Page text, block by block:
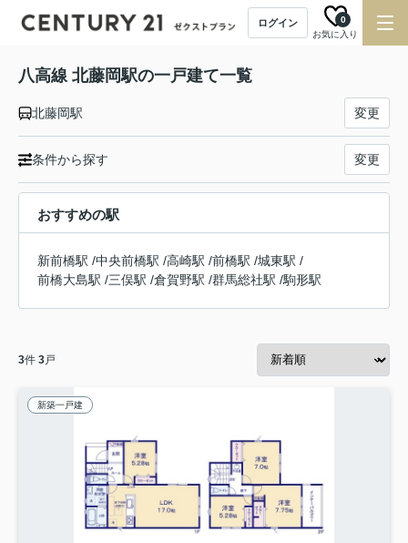
ログイン
お気に入り
0
八高線 北藤岡駅の一戸建て一覧
北藤岡駅 変更
条件から探す 変更
おすすめの駅
新前橋駅 /中央前橋駅 /高崎駅 /前橋駅 /城東駅 /
前橋大島駅 /三俣駅 /倉賀野駅 /群馬総社駅 /駒形駅
3件 3戸
新築一戸建